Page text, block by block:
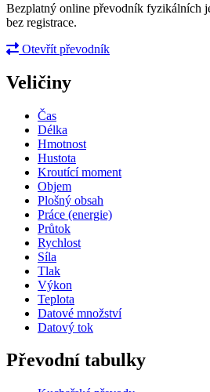
Bezplatný online převodník fyzikálních
bez registrace.
Otevřít převodník
Veličiny
Čas
Délka
Hmotnost
Hustota
Kroutící moment
Objem
Plošný obsah
Práce (energie)
Průtok
Rychlost
Síla
Tlak
Výkon
Teplota
Datové množství
Datový tok
Převodní tabulky